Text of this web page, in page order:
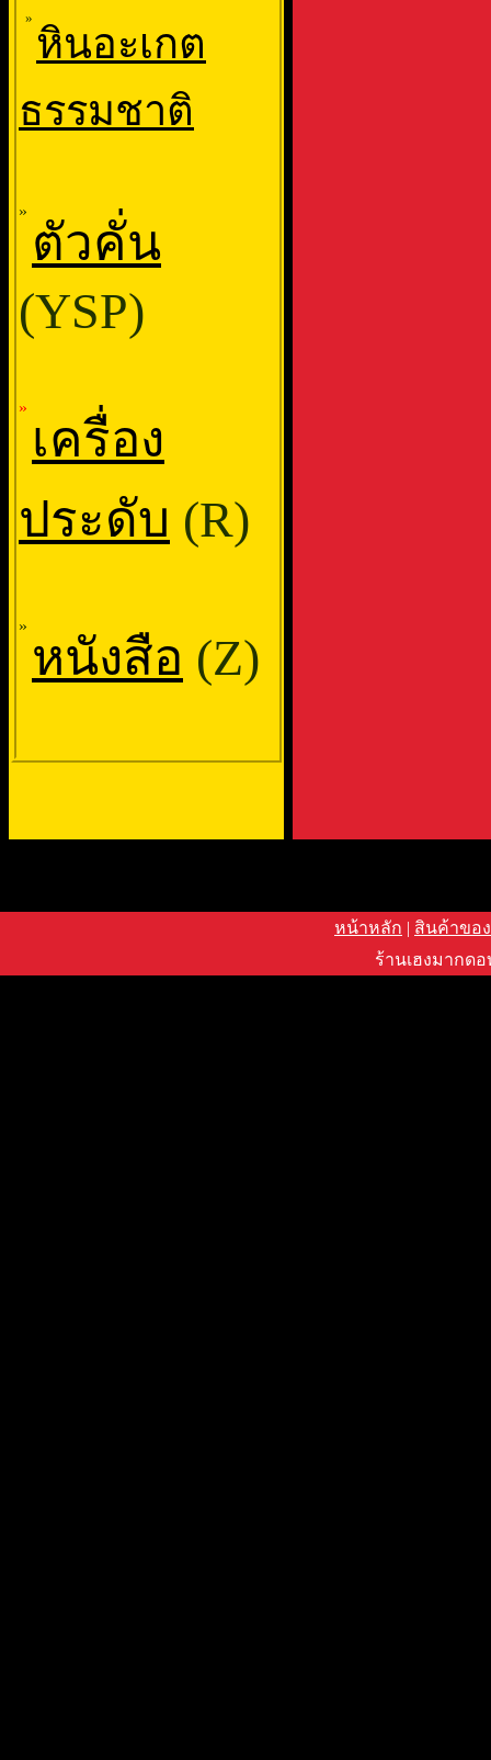
»
หินอะเกต
ธรรมชาติ
»
ตัวคั่น
(YSP)
»
เครื่อง
ประดับ (R)
»
หนังสือ (Z)
หน้าหลัก | สินค้าของ
ร้านเฮงมากด